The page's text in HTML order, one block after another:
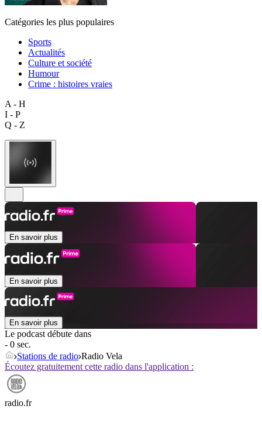
Catégories les plus populaires
Sports
Actualités
Culture et société
Humour
Crime : histoires vraies
A - H
I - P
Q - Z
En savoir plus
En savoir plus
En savoir plus
Le podcast débute dans
- 0 sec.
Stations de radio Radio Vela
Écoutez gratuitement cette radio dans l'application :
radio.fr